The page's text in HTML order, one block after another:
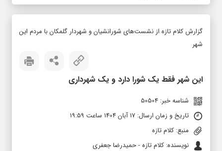
گزارش کلام تازه از نشست‌های شورانشیان و شهردار گلمکان با مردم این
شهر
این شهر فقط یک شورا دارد و یک شهرداری
شناسه خبر: 50504
تاریخ و زمان ارسال: 17 آبان 1404 ساعت 19:59
منبع: کلام تازه
نویسنده: کلام تازه - حمیدرضا جعفری